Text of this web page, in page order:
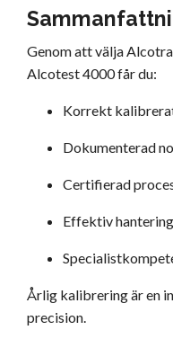
Genom att välja
Alcotest 4000 får du:
Korrekt
Dokumenterad
Certifierad
Effektiv hantering
Årlig kalibrering är en
precision.